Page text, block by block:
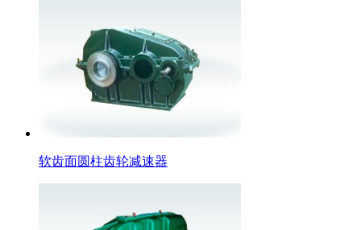
软齿面圆柱齿轮减速器